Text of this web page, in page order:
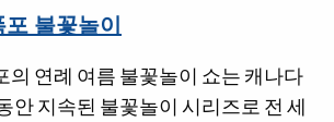
불꽃놀이
의 연례 여름 불꽃놀이 쇼는 캐나다
안 지속된 불꽃놀이 시리즈로 전 세